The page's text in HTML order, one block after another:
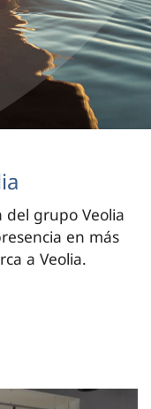
grupo Veolia
en más
a Veolia.